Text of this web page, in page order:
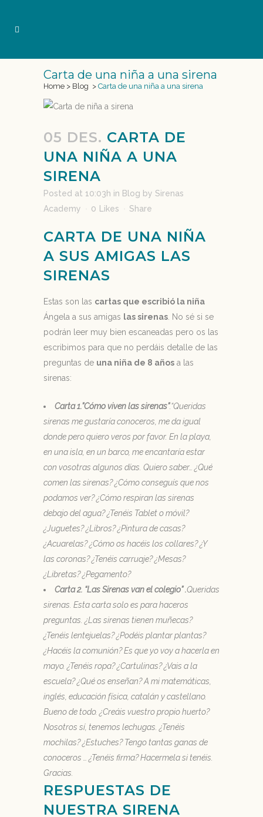
Carta de una niña a una sirena
Home > Blog > Carta de una niña a una sirena
05 DES. CARTA DE
UNA NIÑA A UNA
SIRENA
Posted at 10:03h in Blog by Sirenas
Academy
0 Likes Share
CARTA DE UNA NIÑA
A SUS AMIGAS LAS
SIRENAS
Estas son las cartas que escribió la niña
Ángela a sus amigas las sirenas . No sé si se
podrán leer muy bien escaneadas pero os las
escribimos para que no perdáis detalle de las
preguntas de una niña de 8 años a las
sirenas:
Carta 1.”Cómo viven las sirenas”.“Queridas
sirenas me gustaría conoceros, me da igual
donde pero quiero veros por favor. En la playa,
en una isla, en un barco, me encantaría estar
con vosotras algunos días. Quiero saber… ¿Qué
comen las sirenas? ¿Cómo conseguís que nos
podamos ver? ¿Cómo respiran las sirenas
debajo del agua? ¿Tenéis Tablet o móvil?
¿Juguetes? ¿Libros? ¿Pintura de casas?
¿Acuarelas? ¿Cómo os hacéis los collares? ¿Y
las coronas? ¿Tenéis carruaje? ¿Mesas?
¿Libretas? ¿Pegamento?
Carta 2. “Las Sirenas van el colegio” .Queridas
sirenas. Esta carta solo es para haceros
preguntas. ¿Las sirenas tienen muñecas?
¿Tenéis lentejuelas? ¿Podéis plantar plantas?
¿Hacéis la comunión? Es que yo voy a hacerla en
mayo. ¿Tenéis ropa? ¿Cartulinas? ¿Vais a la
escuela? ¿Qué os enseñan? A mi matemáticas,
inglés, educación física, catalán y castellano.
Bueno de todo. ¿Creáis vuestro propio huerto?
Nosotros sí, tenemos lechugas. ¿Tenéis
mochilas? ¿Estuches? Tengo tantas ganas de
conoceros … ¿Tenéis firma? Hacermela si tenéis.
Gracias.
RESPUESTAS DE
NUESTRA SIRENA